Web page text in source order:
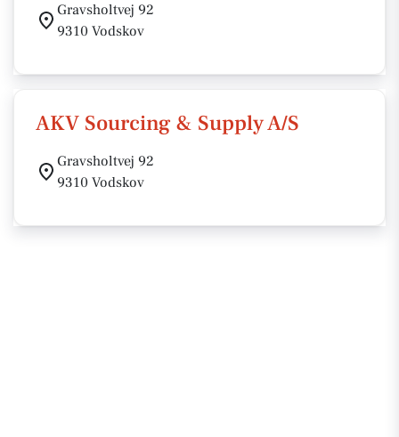
Gravsholtvej 92
9310 Vodskov
AKV Sourcing & Supply A/S
Gravsholtvej 92
9310 Vodskov